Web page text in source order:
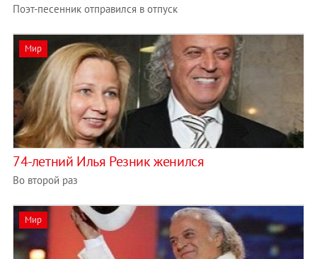
Поэт-песенник отправился в отпуск
Мир
74-летний Илья Резник женился
Во второй раз
Мир